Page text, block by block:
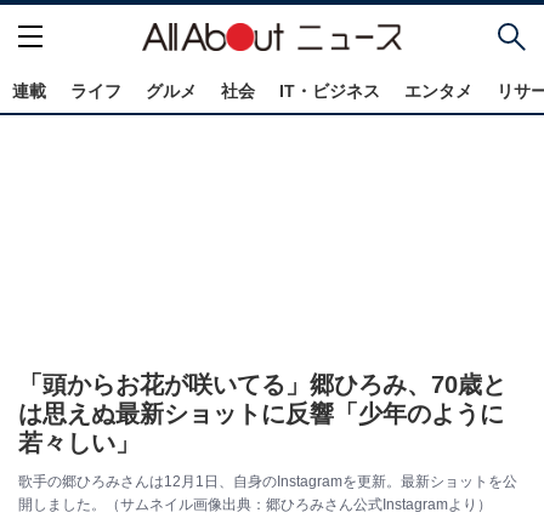
連載 ライフ グルメ 社会 IT・ビジネス エンタメ リサ
「頭からお花が咲いてる」郷ひろみ、70歳と
は思えぬ最新ショットに反響「少年のように
若々しい」
歌手の郷ひろみさんは12月1日、自身のInstagramを更新。最新ショットを公
開しました。（サムネイル画像出典：郷ひろみさん公式Instagramより）